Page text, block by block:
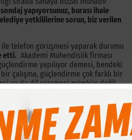
yapıyorsunuz, burası ihale
yetkililerine sorun, biz verilen
ile telefon görüşmesi yaparak durumu
etti. Akademi Mühendislik firması
yapılıyor demesi, bendeki
çalışma, güçlendirme çok farklı bir
ya da dil sürçmesi mümkün değil.
ihale iptal mi oldubaşlığı ile
yeniden sondaj yapılmasının
aykırı olduğunu ifade ettik.